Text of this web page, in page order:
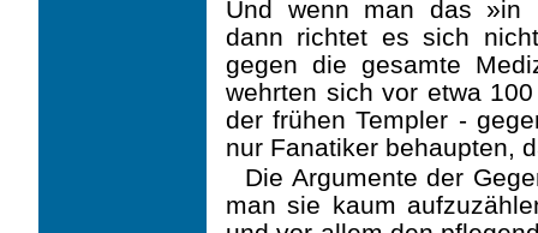
Und wenn man das »in
dann richtet es sich
gegen die gesamte
wehrten sich vor etwa
der frühen Templer -
nur Fana­tiker behaupten,
Die Argumente der
man sie kaum